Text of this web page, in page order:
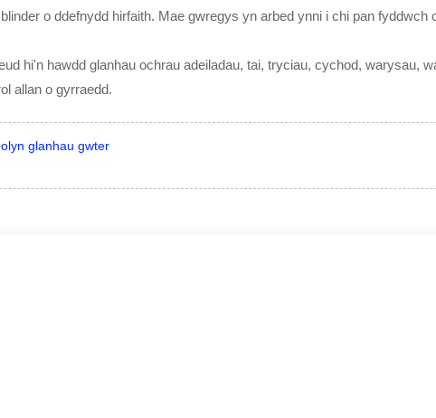
o ddefnydd hirfaith. Mae gwregys yn arbed ynni i chi pan fyddwch
hi'n hawdd glanhau ochrau adeiladau, tai, tryciau, cychod, warysau,
allan o gyrraedd.
glanhau gwter